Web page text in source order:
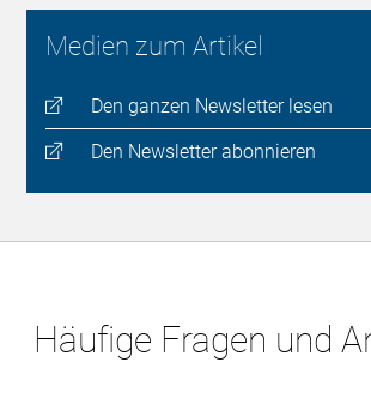
Medien zum Artikel
Den ganzen Newsletter lesen
Den Newsletter abonnieren
Häufige Fragen und